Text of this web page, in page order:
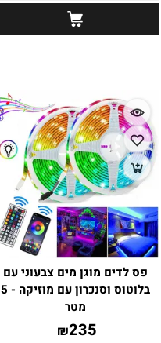
פס לדים מוגן מים צבעוני עם
בלוטוס וסנכרון עם מוזיקה - 5
מטר
₪235